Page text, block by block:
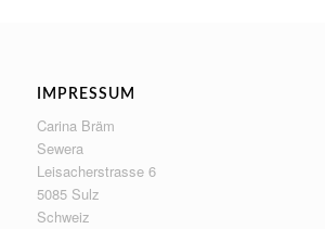
IMPRESSUM
Carina Bräm
Sewera
Leisacherstrasse 6
5085 Sulz
Schweiz